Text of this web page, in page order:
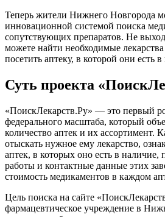
Теперь жители Нижнего Новгорода
инновационной системой поиска
сопутствующих препаратов. Не
можете найти необходимые
посетить аптеку, в которой они есть
Суть проекта
«ПоискЛекарств.Ру» — это первый
федерального масштаба, который
количество аптек и их ассортимент.
отыскать нужное ему лекарство,
аптек, в которых оно есть в наличие,
работы и контактные данные этих
стоимость медикаментов в каждом
Цель поиска на сайте
фармацевтическое учреждение в